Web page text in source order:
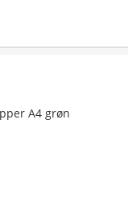
A4 grøn